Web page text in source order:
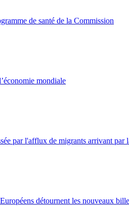
de santé de la Commission
mondiale
par l'afflux de migrants arrivant par
détournent les nouveaux